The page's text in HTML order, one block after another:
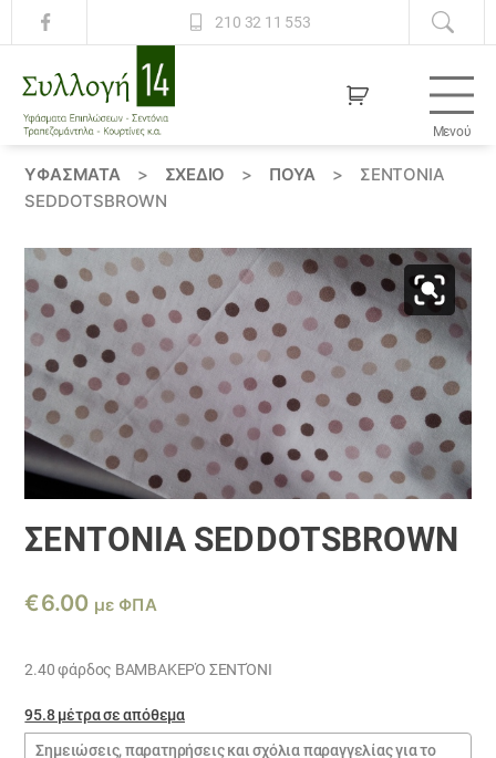
210 32 11 553
14
Μενού
ΥΦΆΣΜΑΤΑ > ΣΧΕΔΙΟ > ΠΟΥΆ >
ΣΕΝΤΌΝΙΑ
SEDDOTSBROWN
ΣΕΝΤΌΝΙΑ SEDDOTSBROWN
€6.00 με ΦΠΑ
2.40 φάρδος ΒΑΜΒΑΚΕΡΌ ΣΕΝΤΌΝΙ
95.8 μέτρα σε απόθεμα
Σημειώσεις